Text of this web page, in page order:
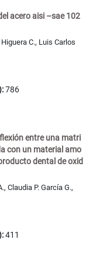
acero aisi –sae 102
C., Luis Carlos
786
entre una matri
con un material amo
dental de oxid
Claudia P. García G.,
411